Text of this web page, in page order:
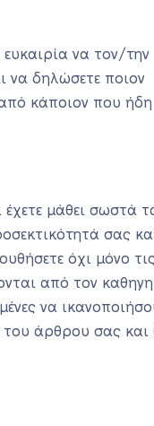
να τον/την
να δηλώσετε ποιον
κάποιον που ήδη
έχετε μάθει σωστά
σας
όχι μόνο
από τον
να
του άρθρου σας και